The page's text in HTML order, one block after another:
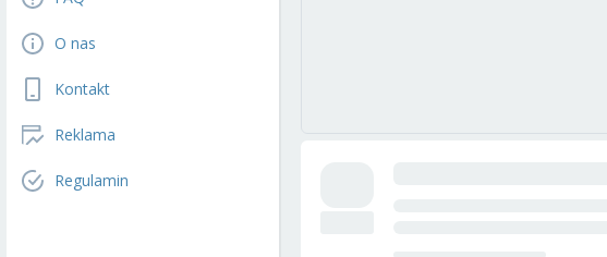
O nas
Kontakt
Reklama
Regulamin